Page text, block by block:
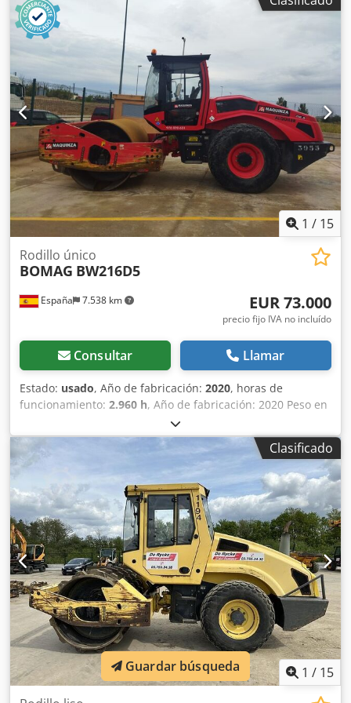
1 / 15
España 7.538 km
Rodillo único
BOMAG BW216D5
EUR 73.000
precio fijo IVA no incluído
Consultar Llamar
Estado: usado, Año de fabricación: 2020, horas de
funcionamiento: 2.960 h, Año de fabricación: 2020 Peso en
vacío: 16.000 kg Dimensiones (lxanxal): 622 x 230 x 299 cm
Tipo de motor: Deutz DEUTZ TCD4.1 L-4 Ubicación: El Burgo
de Ebro (Zaragoza) Rodillo de compactación usado, de
hombre sentado marca Bomag , modelo BW216 D5 . Se
trata de una apisonadora de ruedas y un solo tambor de
16 toneladas. Este versátil compactador se adapta sin
problema a cualquier lugar del trabajo, proporcionando
resultados de compactación y apisonamiento líderes del
sector en obras pequeñas o medianas, en trabajos de
construcción de infraestructura de transporte como
carreteras o construcción de edificios. El rodillo
compactador de ocasión BW216 D5 tiene un peso de
15.990 kg. y una anchura de tambor de 2,13 m. Ancho de
tambor: 2.130 mm Diámetro de tambor: 1.500 mm
Capacidad de depósito: 250 l Amplitud: 2,10/1,10 mm
Dcjdoxqfdtopfx Ap Hok CE
Clasificado
1 / 15
Guardar búsqueda